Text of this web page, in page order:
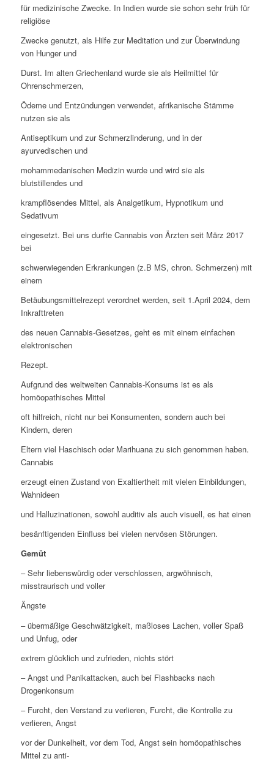
für medizinische Zwecke. In Indien wurde sie schon sehr früh für
religiöse
Zwecke genutzt, als Hilfe zur Meditation und zur Überwindung
von Hunger und
Durst. Im alten Griechenland wurde sie als Heilmittel für
Ohrenschmerzen,
Ödeme und Entzündungen verwendet, afrikanische Stämme
nutzen sie als
Antiseptikum und zur Schmerzlinderung, und in der
ayurvedischen und
mohammedanischen Medizin wurde und wird sie als
blutstillendes und
krampflösendes Mittel, als Analgetikum, Hypnotikum und
Sedativum
eingesetzt. Bei uns durfte Cannabis von Ärzten seit März 2017
bei
schwerwiegenden Erkrankungen (z.B MS, chron. Schmerzen) mit
einem
Betäubungsmittelrezept verordnet werden, seit 1.April 2024, dem
Inkrafttreten
des neuen Cannabis-Gesetzes, geht es mit einem einfachen
elektronischen
Rezept.
Aufgrund des weltweiten Cannabis-Konsums ist es als
homöopathisches Mittel
oft hilfreich, nicht nur bei Konsumenten, sondern auch bei
Kindern, deren
Eltern viel Haschisch oder Marihuana zu sich genommen haben.
Cannabis
erzeugt einen Zustand von Exaltiertheit mit vielen Einbildungen,
Wahnideen
und Halluzinationen, sowohl auditiv als auch visuell, es hat einen
besänftigenden Einfluss bei vielen nervösen Störungen.
Gemüt
– Sehr liebenswürdig oder verschlossen, argwöhnisch,
misstraurisch und voller
Ängste
– übermäßige Geschwätzigkeit, maßloses Lachen, voller Spaß
und Unfug, oder
extrem glücklich und zufrieden, nichts stört
– Angst und Panikattacken, auch bei Flashbacks nach
Drogenkonsum
– Furcht, den Verstand zu verlieren, Furcht, die Kontrolle zu
verlieren, Angst
vor der Dunkelheit, vor dem Tod, Angst sein homöopathisches
Mittel zu anti-